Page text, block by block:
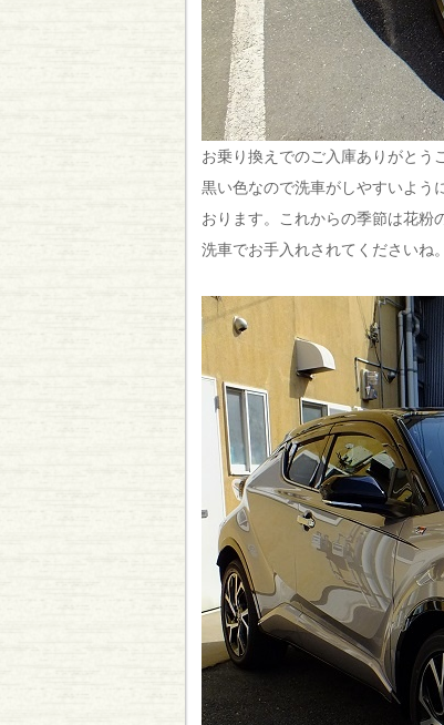
お乗り換えでのご入庫ありがとう
黒い色なので洗車がしやすいよう
おります。これからの季節は花粉
洗車でお手入れされてくださいね。